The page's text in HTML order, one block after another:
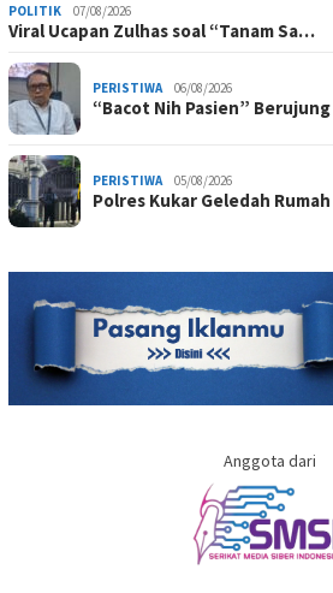
POLITIK 07/08/2026
Viral Ucapan Zulhas soal “Tanam Sa…
PERISTIWA 06/08/2026
“Bacot Nih Pasien”
PERISTIWA 05/08/2026
Polres Kukar Geledah
Anggota dari